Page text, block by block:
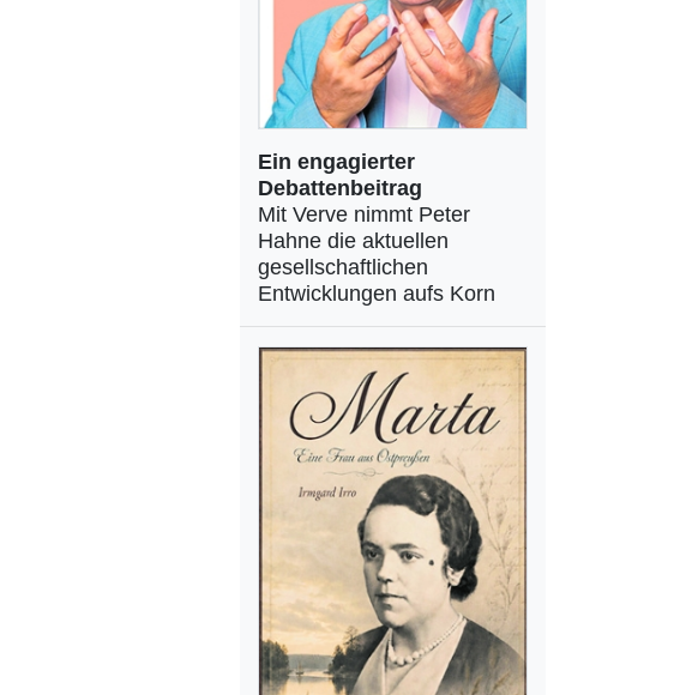
Ein engagierter
Debattenbeitrag
Mit Verve nimmt Peter
Hahne die aktuellen
gesellschaftlichen
Entwicklungen aufs Korn